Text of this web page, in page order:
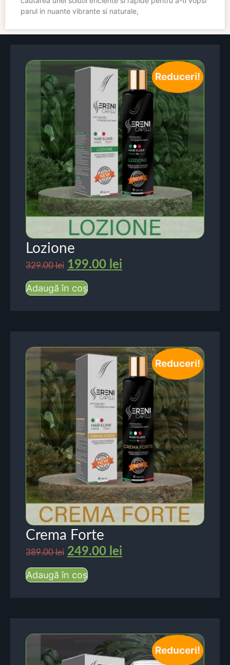
parul in nuante vibrante si naturale,
Reduceri!
Lozione
329.00lei 199.00 lei
Adaugă în coș
Reduceri!
Crema Forte
389.00lei 249.00 lei
Adaugă în coș
Reduceri!